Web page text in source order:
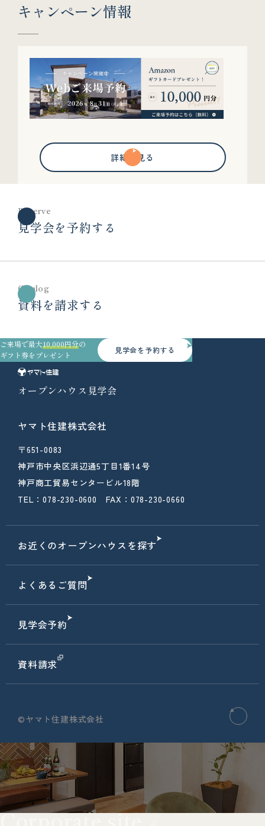
キャンペーン情報
詳細を見る
Reserve
見学会を予約する
Catalog
資料を請求する
ご来場で最大10,000円分の
ギフト券をプレゼント
見学会を予約する
オープンハウス見学会
ヤマト住建株式会社
〒651-0083
神戸市中央区浜辺通5丁目1番14号
神戸商工貿易センタービル18階
TEL：078-230-0600 FAX：078-230-0660
お近くのオープンハウスを探す
よくあるご質問
見学会予約
資料請求
©ヤマト住建株式会社